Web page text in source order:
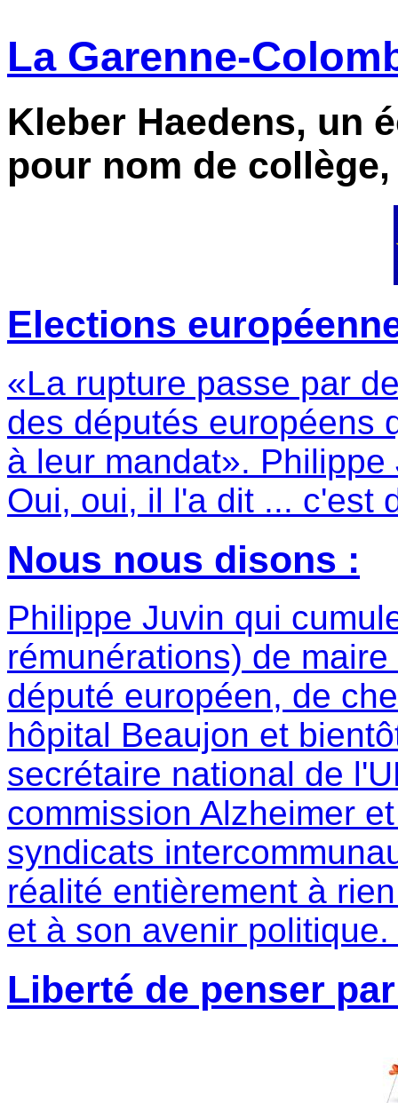
La Garenne-
Kleber Haedens, un
pour nom de collège,
Elections
«La rupture passe par
des députés européens
à leur mandat».
Oui, oui, il l'a dit ... c'est
Nous nous disons :
Philippe Juvin qui
rémunérations) de
député européen, de
hôpital Beaujon et
secrétaire national de
commission Alzheimer
syndicats
réalité entièrement à
et à son avenir politique.
Liberté de penser